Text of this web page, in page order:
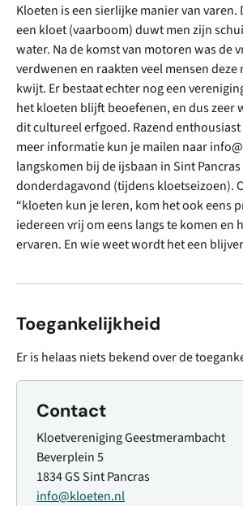
Kloeten is een sierlijke manier van varen.
een kloet (vaarboom) duwt men zijn
water. Na de komst van motoren was de
verdwenen en raakten veel mensen
kwijt. Er bestaat echter nog een
het kloeten blijft beoefenen, en dus zeer
dit cultureel erfgoed. Razend
meer informatie kun je mailen naar
langskomen bij de ijsbaan in Sint
donderdagavond (tijdens kloetseizoen).
“kloeten kun je leren, kom het ook eens
iedereen vrij om eens langs te komen en
ervaren. En wie weet wordt het een
Toegankelijkheid
Er is helaas niets bekend over de
Contact
Kloetvereniging Geestmerambacht
Beverplein 5
1834 GS Sint Pancras
info@kloeten.nl